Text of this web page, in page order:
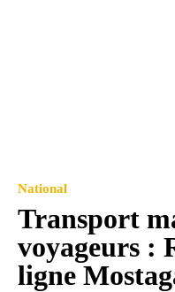
National
Transport
voyageurs :
ligne